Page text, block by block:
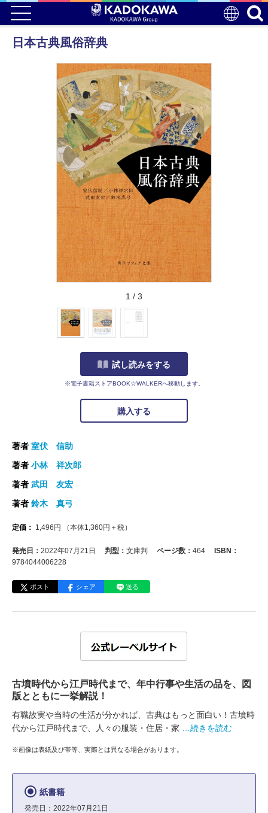
日本古典風俗辞典
1 / 3
試し読みをする
※電子書籍ストアBOOK☆WALKERへ移動します。
購入する
著者 室伏 信助
著者 小林 祥次郎
著者 武田 友宏
著者 鈴木 真弓
定価： 1,496 円 （本体1,360円＋税）
発売日： 2022年07月21日 判型： 文庫判 ページ数： 464
ISBN：
9784044006228
ポスト シェア 送る
古墳時代から江戸時代まで、年中行事や生活の品を、図
版とともに一挙解説！
有職故実や当時の生活が分かれば、古典はもっと面白い！古墳時
代から江戸時代まで、人々の服装・住居・家
…続きを読む
※画像は表紙及び帯等、実際とは異なる場合があります。
紙書籍
発売日：2022年07月21日